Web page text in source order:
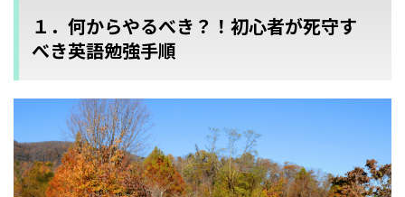
１．何からやるべき？！初心者が死守す
べき英語勉強手順